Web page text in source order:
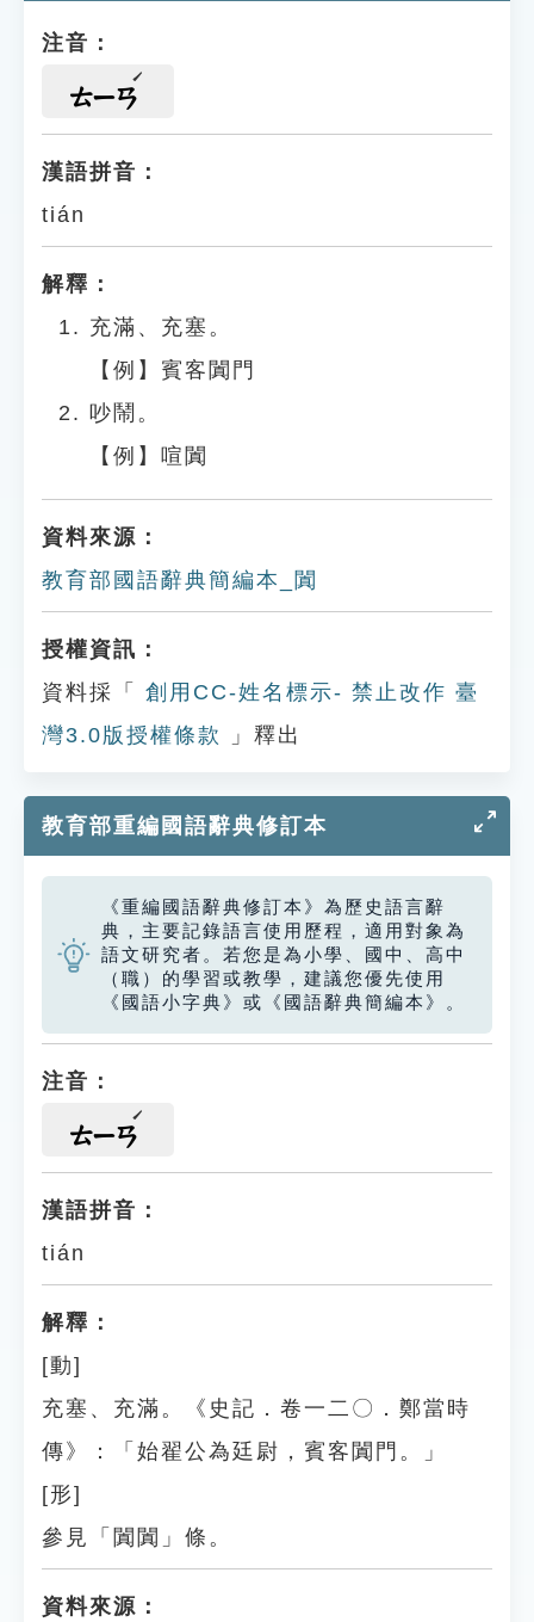
注音：
ㄊㄧㄢ
漢語拼音：
tián
解釋：
充滿、充塞。
【例】賓客闐門
吵鬧。
【例】喧闐
資料來源：
教育部國語辭典簡編本_闐
授權資訊：
資料採「
創用CC-姓名標示- 禁止改作 臺
灣3.0版授權條款
」釋出
教育部重編國語辭典修訂本
《重編國語辭典修訂本》為歷史語言辭
典，主要記錄語言使用歷程，適用對象為
語文研究者。若您是為小學、國中、高中
（職）的學習或教學，建議您優先使用
《國語小字典》或《國語辭典簡編本》。
注音：
ㄊㄧㄢ
漢語拼音：
tián
解釋：
[動]
充塞、充滿。《史記．卷一二〇．鄭當時
傳》：「始翟公為廷尉，賓客闐門。」
[形]
參見「闐闐」條。
資料來源：